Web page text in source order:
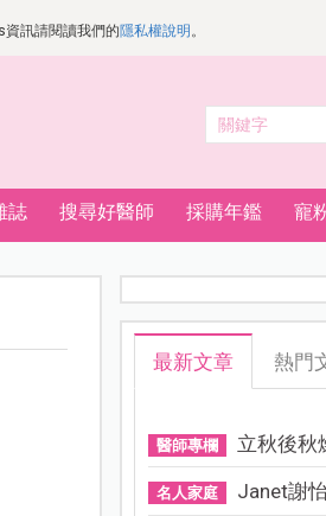
訊請閱讀我們的隱私權說明 。
誌 搜尋好醫師 採購年鑑 寵
最新文章 熱門
醫師專欄 立秋後秋
名人家庭 Janet謝怡